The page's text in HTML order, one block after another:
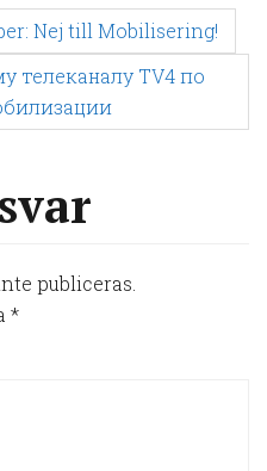
Nej till Mobilisering!
телеканалу TV4 по
publiceras.
*